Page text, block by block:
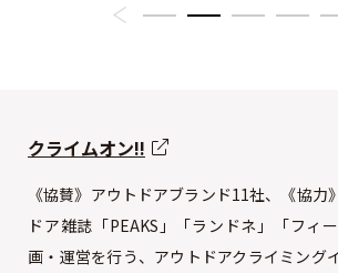
クライムオン!!
《協賛》アウトドアブランド11社、《協
ドア雑誌「PEAKS」「ランドネ」「フィ
画・運営を行う、アウトドアクライミング